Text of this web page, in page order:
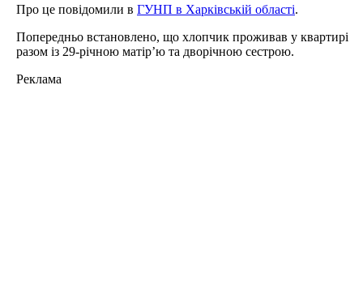
Про це повідомили в ГУНП в Харківській області.
Попередньо встановлено, що хлопчик проживав у квартирі
разом із 29-річною матір’ю та дворічною сестрою.
Реклама